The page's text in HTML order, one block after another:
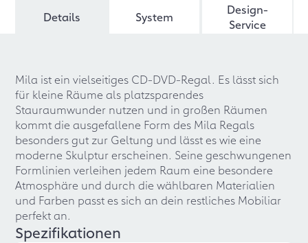
Details System
Design-
Service
Mila ist ein vielseitiges CD-DVD-Regal. Es lässt sich
für kleine Räume als platzsparendes
Stauraumwunder nutzen und in großen Räumen
kommt die ausgefallene Form des Mila Regals
besonders gut zur Geltung und lässt es wie eine
moderne Skulptur erscheinen. Seine geschwungenen
Formlinien verleihen jedem Raum eine besondere
Atmosphäre und durch die wählbaren Materialien
und Farben passt es sich an dein restliches Mobiliar
perfekt an.
Spezifikationen